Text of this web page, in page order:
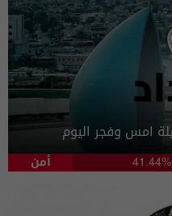
امس وفجر اليوم
أمن 41.44%